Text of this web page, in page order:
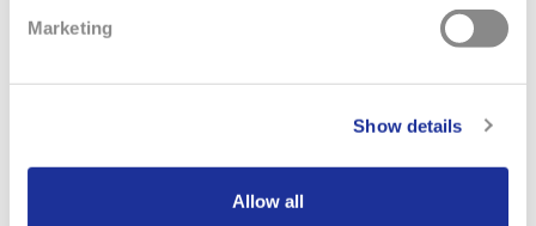
Marketing
Show details
Allow all
EN SAVOIR PLUS